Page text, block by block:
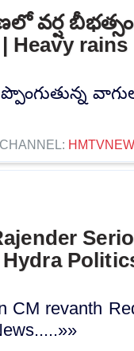
వర్ష
Heavy
CHANNEL:
CM revanth